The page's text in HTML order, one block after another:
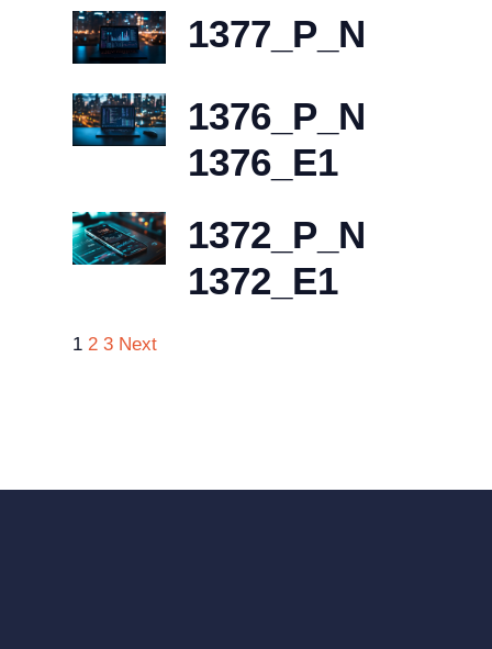
1377_P_N
1376_P_N
1376_E1
1372_P_N
1372_E1
1 2 3 Next